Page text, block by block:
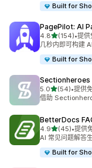
Built for
PagePilot: AI
4.8星（满分 5 星
(154)
总共 154 条评论
•提供
几秒内即可构建
Built for
Sectionheroes
5.0星（满分 5 星
(54)
总共 54 条评论
•提供
借助
BetterDocs
4.9星（满分 5 星
(45)
总共 45 条评论
•提供
AI 常见问题解答
Built for